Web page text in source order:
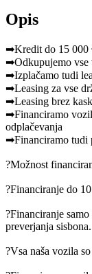
Opis
➡Kredit do 15 000
➡Odkupujemo vse
➡Izplačamo tudi
➡Leasing za vse
➡Leasing brez
➡Financiramo
odplačevanja
➡Financiramo tudi
?Možnost
?Financiranje do
?Financiranje
preverjanja sisbona.
?Vsa naša vozila